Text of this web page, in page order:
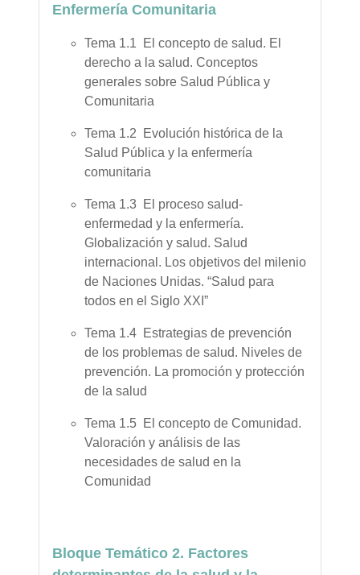
Enfermería Comunitaria
Tema 1.1 El concepto de salud. El
derecho a la salud. Conceptos
generales sobre Salud Pública y
Comunitaria
Tema 1.2 Evolución histórica de la
Salud Pública y la enfermería
comunitaria
Tema 1.3 El proceso salud-
enfermedad y la enfermería.
Globalización y salud. Salud
internacional. Los objetivos del milenio
de Naciones Unidas. “Salud para
todos en el Siglo XXI”
Tema 1.4 Estrategias de prevención
de los problemas de salud. Niveles de
prevención. La promoción y protección
de la salud
Tema 1.5 El concepto de Comunidad.
Valoración y análisis de las
necesidades de salud en la
Comunidad
Bloque Temático 2. Factores